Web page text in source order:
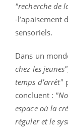
"recherche de
-l’apaisement
sensoriels.
Dans un
chez les
temps d’arrêt"
concluent :
espace où la
réguler et le